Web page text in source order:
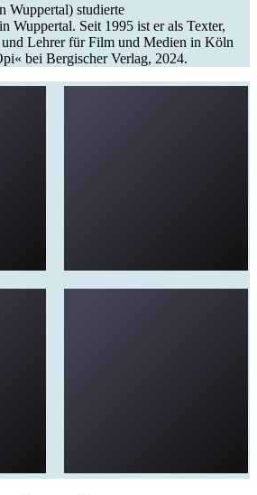
Wuppertal) studierte
Wuppertal. Seit 1995 ist er als Texter,
Lehrer für Film und Medien in Köln
bei Bergischer Verlag, 2024.